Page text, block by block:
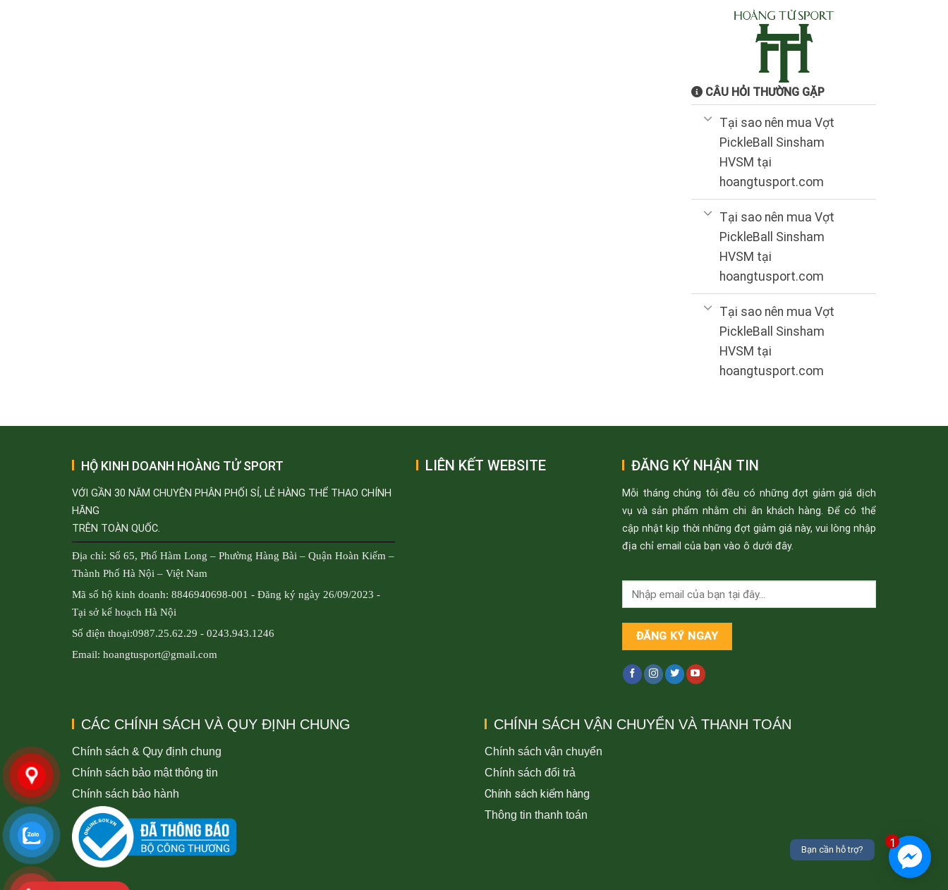
CÂU HỎI THƯỜNG GẶP
Tại sao nên mua Vợt
PickleBall Sinsham
HVSM tại
hoangtusport.com
Tại sao nên mua Vợt
PickleBall Sinsham
HVSM tại
hoangtusport.com
Tại sao nên mua Vợt
PickleBall Sinsham
HVSM tại
hoangtusport.com
HỘ KINH DOANH HOÀNG TỬ SPORT
VỚI GẦN 30 NĂM CHUYÊN PHÂN PHỐI SỈ, LẺ HÀNG THỂ THAO CHÍNH
HÃNG
TRÊN TOÀN QUỐC.
Địa chỉ: Số 65, Phố Hàm Long – Phường Hàng Bài – Quận Hoàn Kiếm –
Thành Phố Hà Nội – Việt Nam
Mã số hộ kinh doanh: 8846940698-001 - Đăng ký ngày 26/09/2023 -
Tại sở kế hoạch Hà Nội
Số điện thoại:0987.25.62.29 - 0243.943.1246
Email: hoangtusport@gmail.com
LIÊN KẾT WEBSITE ĐĂNG KÝ NHẬN TIN
Mỗi tháng chúng tôi đều có những đợt giảm giá dịch
vụ và sản phẩm nhằm chi ân khách hàng. Để có thể
cập nhật kịp thời những đợt giảm giá này, vui lòng nhập
địa chỉ email của bạn vào ô dưới đây.
CÁC CHÍNH SÁCH VÀ QUY ĐỊNH CHUNG
Chính sách & Quy định chung
Chính sách bảo mật thông tin
Chính sách bảo hành
CHÍNH SÁCH VẬN CHUYỂN VÀ THANH TOÁN
Chính sách vận chuyển
Chính sách đổi trả
Chính sách kiểm hàng
Thông tin thanh toán
1
Bạn cần hỗ trợ?